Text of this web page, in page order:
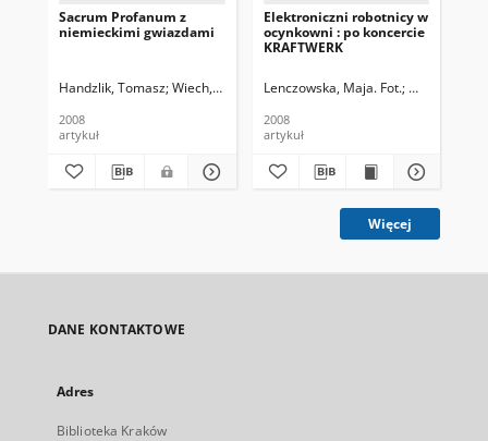
Sacrum Profanum z
niemieckimi gwiazdami
Handzlik, Tomasz Wiech, Tomasz. Fot.
2008
artykuł
Elektroniczni robotnicy w
ocynkowni : po koncercie
KRAFTWERK
Lenczowska, Maja. Fot. Miszczuk,
2008
artykuł
Więcej
DANE KONTAKTOWE
Adres
Biblioteka Kraków